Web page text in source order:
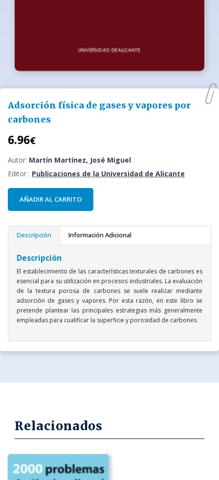
Adsorción física de gases y vapores por
carbones
6.96€
Autor: Martín Martínez, José Miguel
Editor : Publicaciones de la Universidad de Alicante
AÑADIR AL CARRITO
Descripción Información Adicional
Descripción
El establecimiento de las características texturales de carbones es
esencial para su utilización en procesos industriales. La evaluación
de la textura porosa de carbones se suele realizar mediante
adsorción de gases y vapores. Por esta razón, en este libro se
pretende plantear las principales estrategias más generalmente
empleadas para cualificar la superficie y porosidad de carbones.
Relacionados